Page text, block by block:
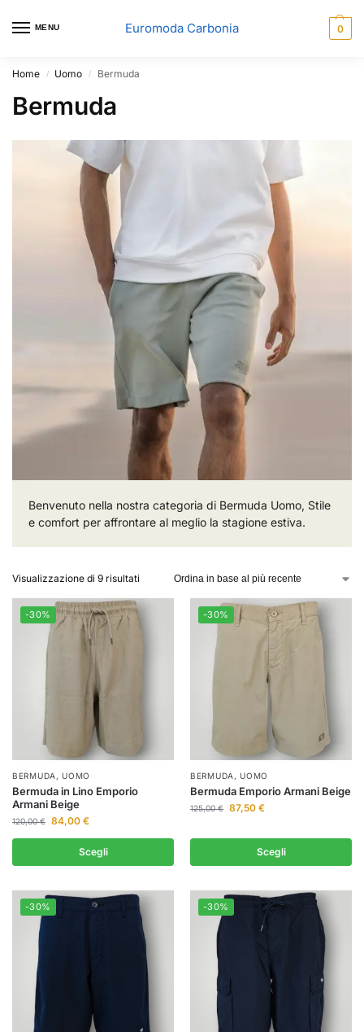
MENU Euromoda Carbonia 0
Home / Uomo / Bermuda
Bermuda
Benvenuto nella nostra categoria di Bermuda Uomo, Stile
e comfort per affrontare al meglio la stagione estiva.
Visualizzazione di 9 risultati
-30%
BERMUDA ,UOMO
Bermuda in Lino Emporio
Armani Beige
120,00€ 84,00 €
Scegli
-30%
BERMUDA ,UOMO
Bermuda Emporio Armani Beige
125,00€ 87,50 €
Scegli
-30% -30%